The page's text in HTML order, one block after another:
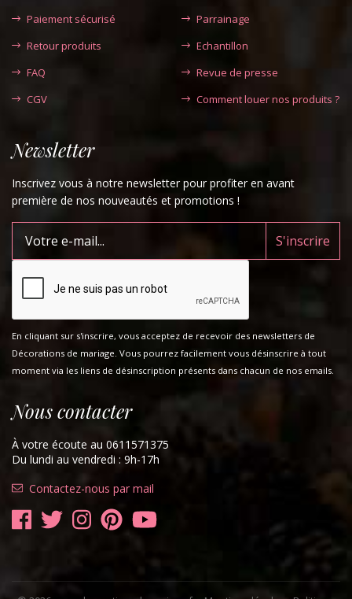
Paiement sécurisé
Retour produits
FAQ
CGV
Parrainage
Echantillon
Revue de presse
Comment louer nos produits ?
Newsletter
Inscrivez vous à notre newsletter pour profiter en avant
première de nos nouveautés et promotions !
En cliquant sur s'inscrire, vous acceptez de recevoir des newsletters de
Décorations de mariage. Vous pourrez facilement vous désinscrire à tout
moment via les liens de désinscription présents dans chacun de nos emails.
Nous contacter
À votre écoute au 0611571375
Du lundi au vendredi : 9h-17h
Contactez-nous par mail